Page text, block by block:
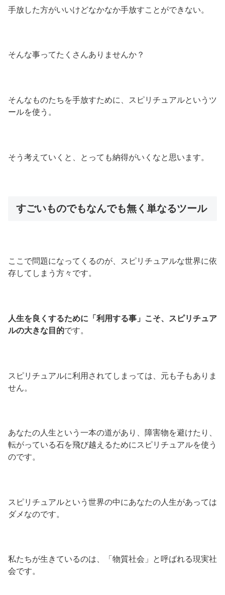
手放した方がいいけどなかなか手放すことができない。
そんな事ってたくさんありませんか？
そんなものたちを手放すために、スピリチュアルというツ
ールを使う。
そう考えていくと、とっても納得がいくなと思います。
すごいものでもなんでも無く単なるツール
ここで問題になってくるのが、スピリチュアルな世界に依
存してしまう方々です。
人生を良くするために「利用する事」こそ、スピリチュア
ルの大きな目的です。
スピリチュアルに利用されてしまっては、元も子もありま
せん。
あなたの人生という一本の道があり、障害物を避けたり、
転がっている石を飛び越えるためにスピリチュアルを使う
のです。
スピリチュアルという世界の中にあなたの人生があっては
ダメなのです。
私たちが生きているのは、「物質社会」と呼ばれる現実社
会です。